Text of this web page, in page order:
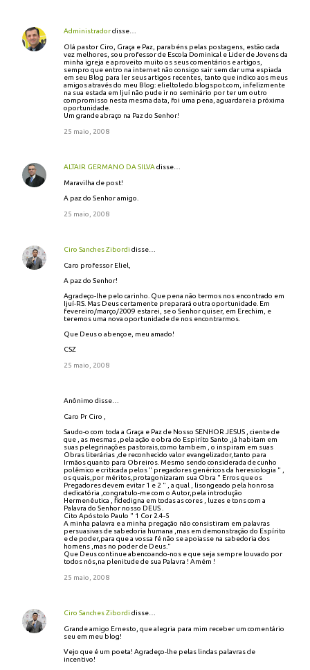
Administradordisse…
Olá pastor Ciro, Graça e Paz, parabéns pelas postagens, estão cada
vez melhores, sou professor de Escola Dominical e Lider de Jovens da
minha igreja e aproveito muito os seus comentários e artigos,
sempro que entro na internet não consigo sair sem dar uma espiada
em seu Blog para ler seus artigos recentes, tanto que indico aos meus
amigos através do meu Blog: elieltoledo.blogspot.com, infelizmente
na sua estada em Ijuí não pude ir no seminário por ter um outro
compromisso nesta mesma data, foi uma pena, aguardarei a próxima
oportunidade.
Um grande abraço na Paz do Senhor!
25 maio, 2008
ALTAIR GERMANO DA SILVA disse…
Maravilha de post!
A paz do Senhor amigo.
25 maio, 2008
Ciro Sanches Zibordi disse…
Caro professor Eliel,
A paz do Senhor!
Agradeço-lhe pelo carinho. Que pena não termos nos encontrado em
Ijuí-RS. Mas Deus certamente preparará outra oportunidade. Em
fevereiro/março/2009 estarei, se o Senhor quiser, em Erechim, e
teremos uma nova oportunidade de nos encontrarmos.
Que Deus o abençoe, meu amado!
CSZ
25 maio, 2008
Anônimo disse…
Caro Pr Ciro ,
Saudo-o com toda a Graça e Paz de Nosso SENHOR JESUS , ciente de
que , as mesmas ,pela ação e obra do Espiríto Santo ,já habitam em
suas pelegrinações pastorais,como tambem , o inspiram em suas
Obras literárias ,de reconhecido valor evangelizador,tanto para
Irmãos quanto para Obreiros. Mesmo sendo considerada de cunho
polêmico e criticada pelos " pregadores genéricos da heresiologia " ,
os quais,por méritos,protagonizaram sua Obra " Erros que os
Pregadores devem evitar 1 e 2 " , a qual , lisongeado pela honrosa
dedicatória ,congratulo-me com o Autor,pela introdução
Hermenêutica , fidedigna em todas as cores , luzes e tons com a
Palavra do Senhor nosso DEUS .
Cito Apóstolo Paulo " 1 Cor 2.4-5
A minha palavra e a minha pregação não consistiram em palavras
persuasivas de sabedoria humana ,mas em demonstração do Espírito
e de poder,para que a vossa fé não se apoiasse na sabedoria dos
homens ,mas no poder de Deus."
Que Deus continue abencoando-nos e que seja sempre louvado por
todos nós,na plenitude de sua Palavra ! Amém !
25 maio, 2008
Ciro Sanches Zibordi disse…
Grande amigo Ernesto, que alegria para mim receber um comentário
seu em meu blog!
Vejo que é um poeta! Agradeço-lhe pelas lindas palavras de
incentivo!